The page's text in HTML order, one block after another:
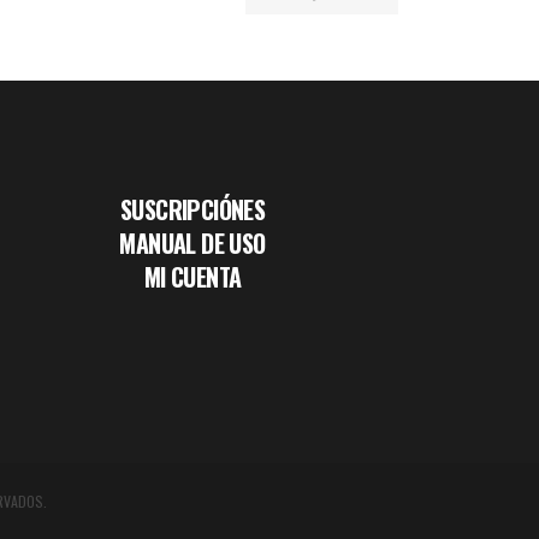
SUSCRIPCIÓNES
MANUAL DE USO
MI CUENTA